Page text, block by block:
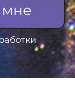
мне